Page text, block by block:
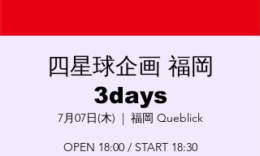
四星球企画 福岡
3days
7月07日(木)
  |
福岡 Queblick
OPEN 18:00 / START 18:30